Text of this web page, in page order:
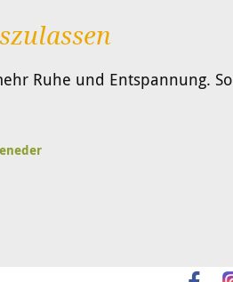
Ruhe und Entspannung. So